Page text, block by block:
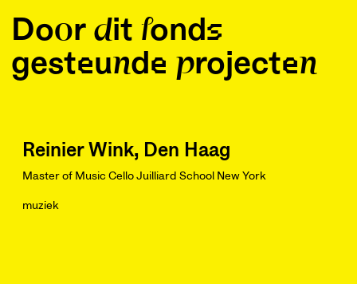
Door dit fonds
gesteunde projecten
Reinier Wink, Den Haag
Master of Music Cello Juilliard School New York
muziek